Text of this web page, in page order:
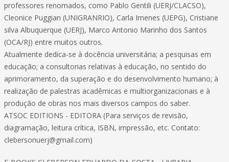
professores renomados, como Pablo Gentili (UERJ/CLACSO),
Cleonice Puggian (UNIGRANRIO), Carla Imenes (UEPG), Cristiane
silva Albuquerque (UERJ), Marco Antonio Marinho dos Santos
(OCA/RJ) entre muitos outros.
Atualmente dedica-se à docência universitária; a pesquisas em
educação; a consultorias relativas à educação, no sentido do
aprimoramento, da superação e do desenvolvimento humano; à
realização de palestras acadêmicas e multiorganizacionais e à
produção de obras nos mais diversos campos do saber.
ATSOC EDITIONS - EDITORA (Para serviços de revisão,
diagramação, leitura crítica, ISBN, impressão, etc. Contato:
clebersonuerj@gmail.com)